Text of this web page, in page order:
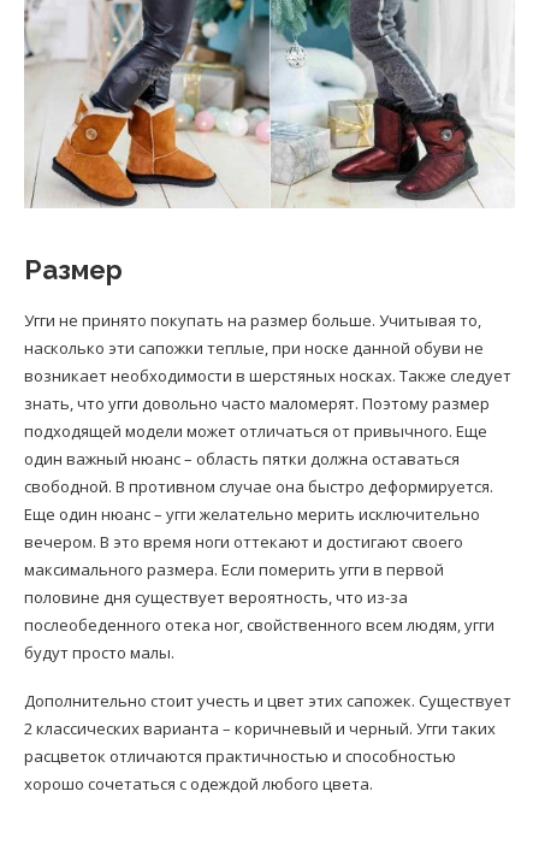
Размер
Угги не принято покупать на размер больше. Учитывая то,
насколько эти сапожки теплые, при носке данной обуви не
возникает необходимости в шерстяных носках. Также следует
знать, что угги довольно часто маломерят. Поэтому размер
подходящей модели может отличаться от привычного. Еще
один важный нюанс – область пятки должна оставаться
свободной. В противном случае она быстро деформируется.
Еще один нюанс – угги желательно мерить исключительно
вечером. В это время ноги оттекают и достигают своего
максимального размера. Если померить угги в первой
половине дня существует вероятность, что из-за
послеобеденного отека ног, свойственного всем людям, угги
будут просто малы.
Дополнительно стоит учесть и цвет этих сапожек. Существует
2 классических варианта – коричневый и черный. Угги таких
расцветок отличаются практичностью и способностью
хорошо сочетаться с одеждой любого цвета.